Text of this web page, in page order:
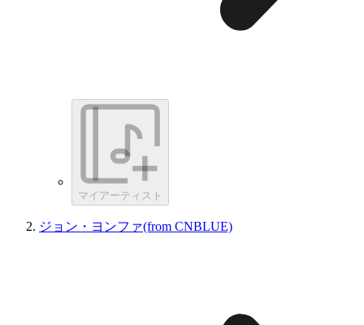
マイアーティスト
ジョン・ヨンファ(from CNBLUE)